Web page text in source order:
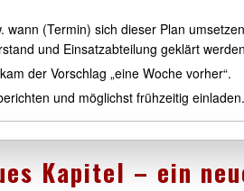
wann (Termin) sich dieser Plan
und Einsatzabteilung geklärt
der Vorschlag „eine Woche vorher“.
und möglichst frühzeitig einladen.
Kapitel – ein